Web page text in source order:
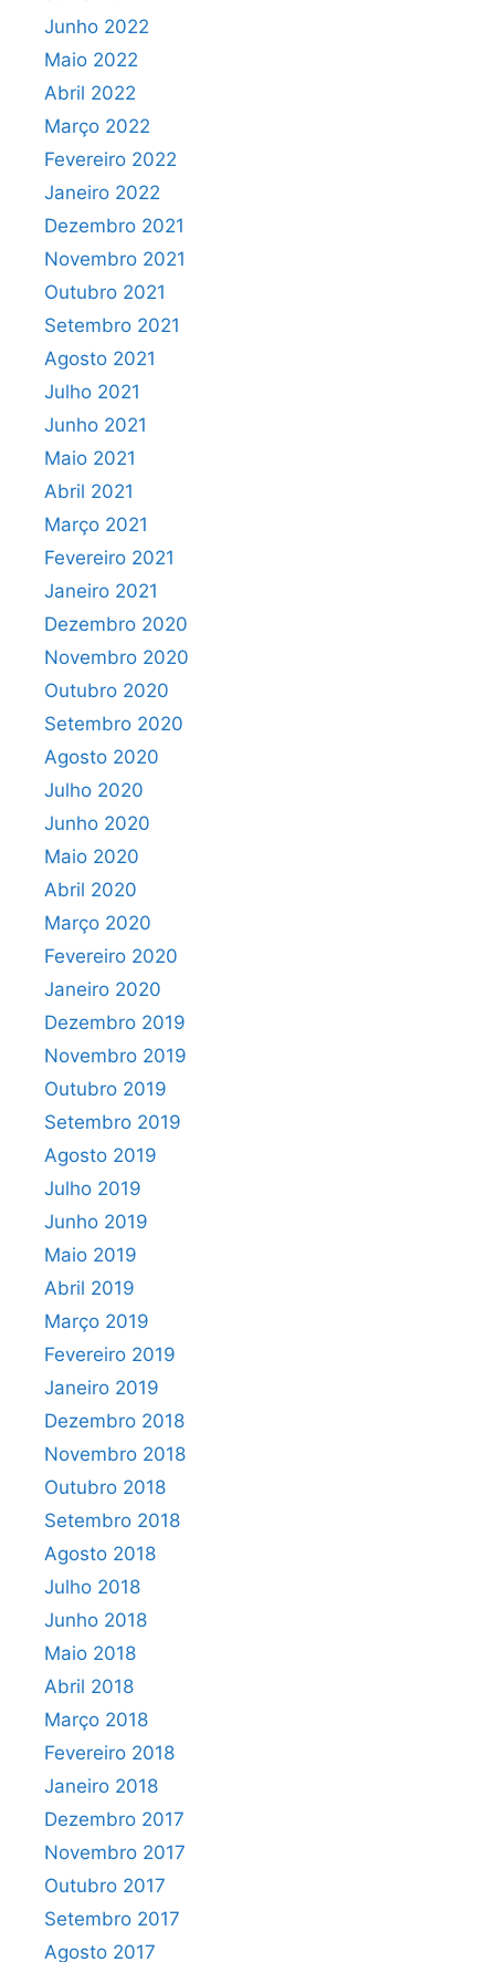
Junho 2022
Maio 2022
Abril 2022
Março 2022
Fevereiro 2022
Janeiro 2022
Dezembro 2021
Novembro 2021
Outubro 2021
Setembro 2021
Agosto 2021
Julho 2021
Junho 2021
Maio 2021
Abril 2021
Março 2021
Fevereiro 2021
Janeiro 2021
Dezembro 2020
Novembro 2020
Outubro 2020
Setembro 2020
Agosto 2020
Julho 2020
Junho 2020
Maio 2020
Abril 2020
Março 2020
Fevereiro 2020
Janeiro 2020
Dezembro 2019
Novembro 2019
Outubro 2019
Setembro 2019
Agosto 2019
Julho 2019
Junho 2019
Maio 2019
Abril 2019
Março 2019
Fevereiro 2019
Janeiro 2019
Dezembro 2018
Novembro 2018
Outubro 2018
Setembro 2018
Agosto 2018
Julho 2018
Junho 2018
Maio 2018
Abril 2018
Março 2018
Fevereiro 2018
Janeiro 2018
Dezembro 2017
Novembro 2017
Outubro 2017
Setembro 2017
Agosto 2017